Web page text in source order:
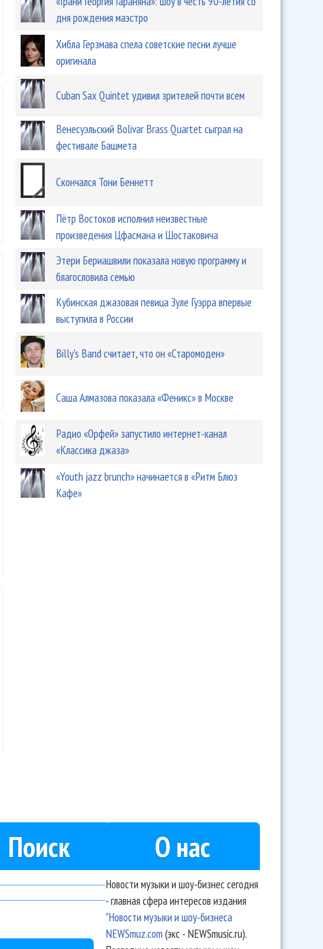
о «Хору Турецкого» оказалось тесно в Кремле
о О фестивале «Усадьба.Джаз» сняли фильм
о Джаз-кроссовер фестиваль пройдет в клубе Бутмана
дня рождения маэстро
Хибла Герзмава спела советские песни лучше
оригинала
Cuban Sax Quintet удивил зрителей почти всем
Венесуэльский Bolivar Brass Quartet сыграл на
фестивале Башмета
Скончался Тони Беннетт
Пётр Востоков исполнил неизвестные
произведения Цфасмана и Шостаковича
Этери Бериашвили показала новую программу и
благословила семью
Кубинская джазовая певица Зуле Гуэрра впервые
выступила в России
Billy's Band считает, что он «Старомоден»
Саша Алмазова показала «Феникс» в Москве
Радио «Орфей» запустило интернет-канал
«Классика джаза»
«Youth jazz brunch» начинается в «Ритм Блюз
Кафе»
Поиск О нас
Новости музыки и шоу-бизнес сегодня
- главная сфера интересов издания
"Новости музыки и шоу-бизнеса
NEWSmuz.com(экс - NEWSmusic.ru).